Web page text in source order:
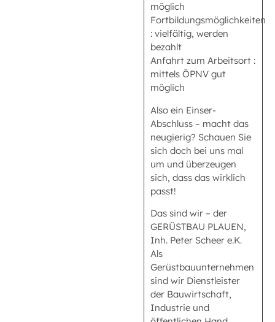
möglich
Fortbildungsmöglichkeiten
: vielfältig, werden
bezahlt
Anfahrt zum Arbeitsort :
mittels ÖPNV gut
möglich
Also ein Einser-
Abschluss – macht das
neugierig? Schauen Sie
sich doch bei uns mal
um und überzeugen
sich, dass das wirklich
passt!
Das sind wir – der
GERÜSTBAU PLAUEN,
Inh. Peter Scheer e.K.
Als
Gerüstbauunternehmen
sind wir Dienstleister
der Bauwirtschaft,
Industrie und